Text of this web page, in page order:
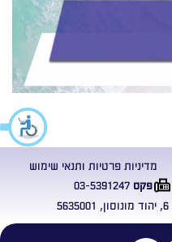
פקס03-5391247
מדיניות פרטיות ותנאי שימוש